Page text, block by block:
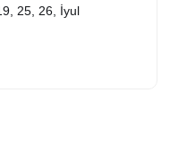
25, 26, İyul